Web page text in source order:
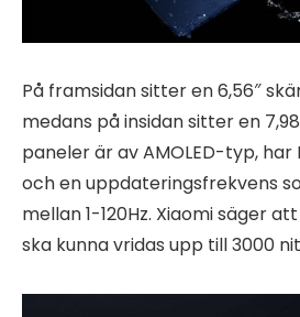
På framsidan sitter en 6,56″
medans på insidan sitter en
paneler är av AMOLED-typ, har
och en uppdateringsfrekvens
mellan 1-120Hz. Xiaomi säger
ska kunna vridas upp till 3000